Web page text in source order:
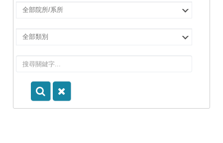
選
所/
所
選
別